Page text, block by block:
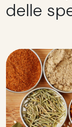
delle